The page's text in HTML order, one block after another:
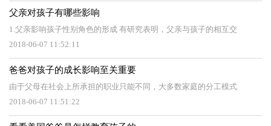
父亲对孩子有哪些影响
1.父亲影响孩子性别角色的形成 有研究表明，父亲与孩子的相互交
2018-06-07 11:52:11
爸爸对孩子的成长影响至关重要
由于父母在社会上所承担的职业只能不同，大多数家庭的分工模式
2018-06-07 11:51:22